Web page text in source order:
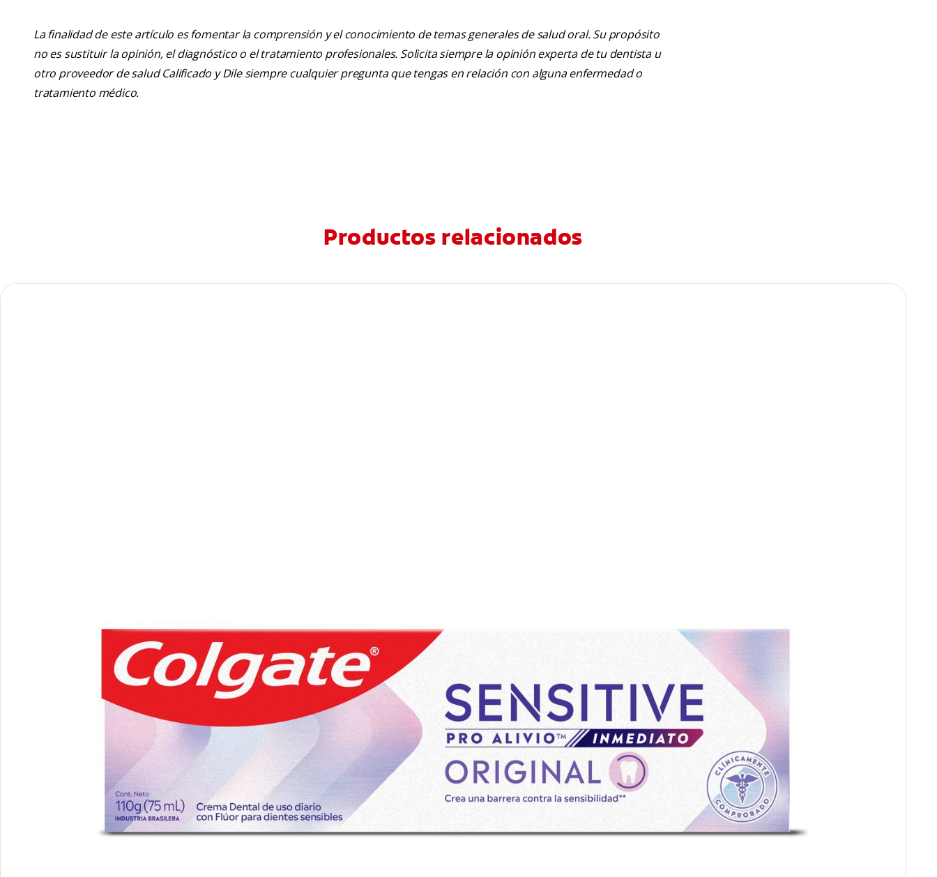
La finalidad de este artículo es fomentar la comprensión y el conocimiento de temas generales de salud oral. Su propósito
no es sustituir la opinión, el diagnóstico o el tratamiento profesionales. Solicita siempre la opinión experta de tu dentista u
otro proveedor de salud Calificado y Dile siempre cualquier pregunta que tengas en relación con alguna enfermedad o
tratamiento médico.
Productos relacionados